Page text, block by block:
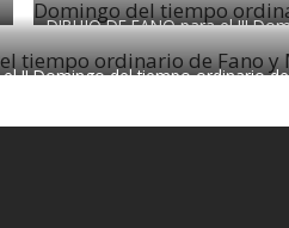
DIBUJO DE FANO para el III
del tiempo ordinario
II Domingo del tiempo ordinario